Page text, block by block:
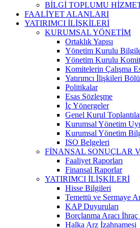
BİLGİ TOPLUMU
FAALİYET ALANLARI
YATIRIMCI İLİŞKİLERİ
KURUMSAL YÖNETİM
Ortaklık Yapısı
Yönetim Kurulu
Yönetim Kurulu
Komitelerin Çalışma
Yatırımcı İlişkileri
Politikalar
Esas Sözleşme
İç Yönergeler
Genel Kurul
Kurumsal Yönetim
Kurumsal Yönetim
ISO Belgeleri
FİNANSAL SONUÇLAR
Faaliyet Raporları
Finansal Raporlar
YATIRIMCI İLİŞKİLERİ
Hisse Bilgileri
Temettü ve Sermaye
KAP Duyuruları
Borçlanma Aracı İhraç
Halka Arz İzahnamesi